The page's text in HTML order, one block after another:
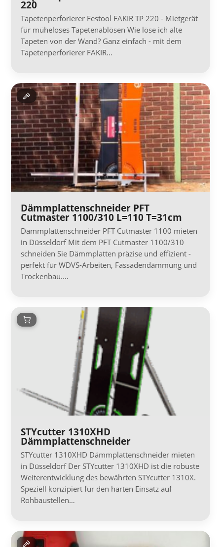
220
Tapetenperforierer Festool FAKIR TP 220 - Mietgerät
für müheloses Tapetenablösen Wie löse ich alte
Tapeten von der Wand? Ganz einfach - mit dem
Tapetenperforierer FAKIR…
Dämmplattenschneider PFT
Cutmaster 1100/310 L=110 T=31cm
Dämmplattenschneider PFT Cutmaster 1100 mieten
in Düsseldorf Mit dem PFT Cutmaster 1100/310
schneiden Sie Dämmplatten präzise und effizient -
perfekt für WDVS-Arbeiten, Fassadendämmung und
Trockenbau.…
STYcutter 1310XHD
Dämmplattenschneider
STYcutter 1310XHD Dämmplattenschneider mieten
in Düsseldorf Der STYcutter 1310XHD ist die robuste
Weiterentwicklung des bewährten STYcutter 1310X.
Speziell konzipiert für den harten Einsatz auf
Rohbaustellen…